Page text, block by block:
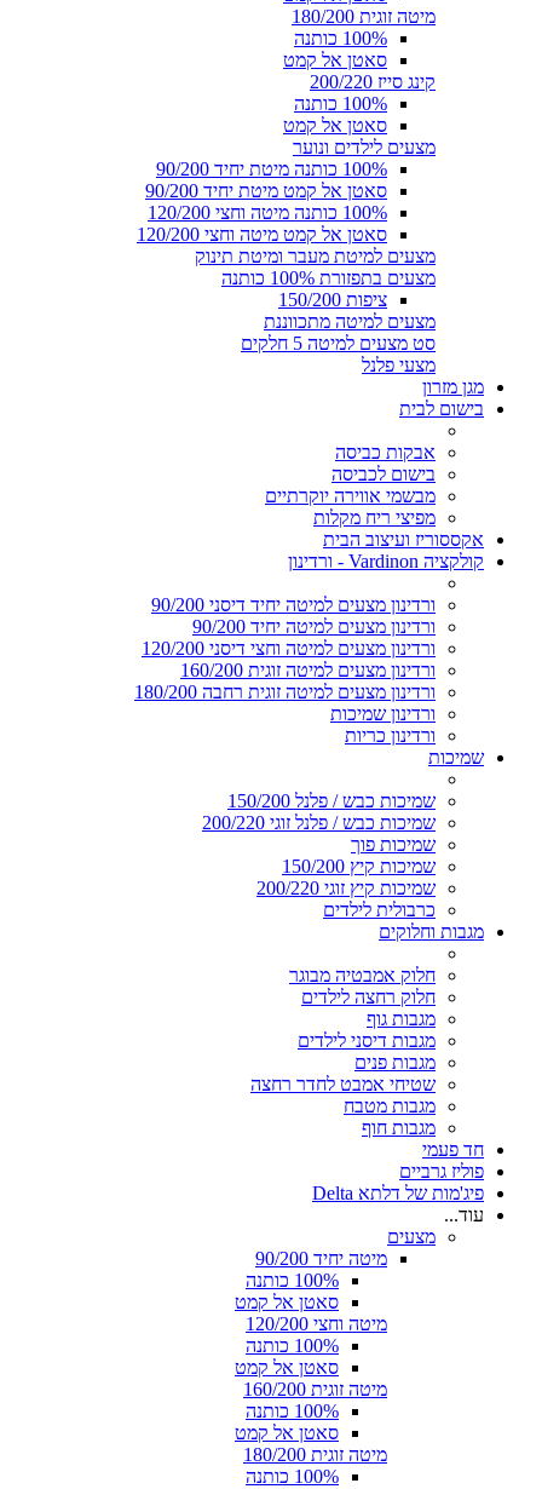
מיטה זוגית 180/200
100% כותנה
סאטן אל קמט
קינג סייז 200/220
100% כותנה
סאטן אל קמט
מצעים לילדים ונוער
100% כותנה מיטת יחיד 90/200
סאטן אל קמט מיטת יחיד 90/200
100% כותנה מיטה וחצי 120/200
סאטן אל קמט מיטה וחצי 120/200
מצעים למיטת מעבר ומיטת תינוק
מצעים בתפזורת 100% כותנה
ציפות 150/200
מצעים למיטה מתכווננת
סט מצעים למיטה 5 חלקים
מצעי פלנל
מגן מזרון
בישום לבית
אבקות כביסה
בישום לכביסה
מבשמי אווירה יוקרתיים
מפיצי ריח מקלות
אקססוריז ועיצוב הבית
קולקציה Vardinon - ורדינון
ורדינון מצעים למיטה יחיד דיסני 90/200
ורדינון מצעים למיטה יחיד 90/200
ורדינון מצעים למיטה וחצי דיסני 120/200
ורדינון מצעים למיטה זוגית 160/200
ורדינון מצעים למיטה זוגית רחבה 180/200
ורדינון שמיכות
ורדינון כריות
שמיכות
שמיכות כבש / פלנל 150/200
שמיכות כבש / פלנל זוגי 200/220
שמיכות פוך
שמיכות קיץ 150/200
שמיכות קיץ זוגי 200/220
כרבולית לילדים
מגבות וחלוקים
חלוק אמבטיה מבוגר
חלוק רחצה לילדים
מגבות גוף
מגבות דיסני לילדים
מגבות פנים
שטיחי אמבט לחדר רחצה
מגבות מטבח
מגבות חוף
חד פעמי
פוליז גרביים
פיג'מות של דלתא Delta
עוד...
מצעים
מיטה יחיד 90/200
100% כותנה
סאטן אל קמט
מיטה וחצי 120/200
100% כותנה
סאטן אל קמט
מיטה זוגית 160/200
100% כותנה
סאטן אל קמט
מיטה זוגית 180/200
100% כותנה